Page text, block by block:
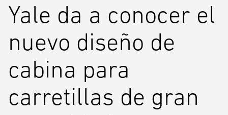
Yale da a conocer el
nuevo diseño de
cabina para
carretillas de gran